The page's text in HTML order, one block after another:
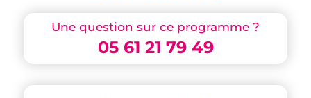
Une question sur ce programme ?
05 61 21 79 49